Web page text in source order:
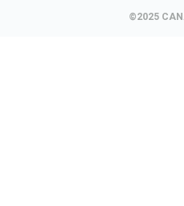
©2025